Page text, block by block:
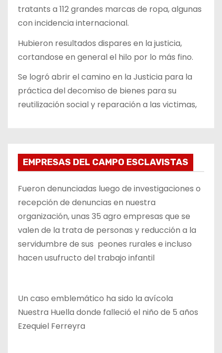
tratants a 112 grandes marcas de ropa, algunas
con incidencia internacional.
Hubieron resultados dispares en la justicia,
cortandose en general el hilo por lo más fino.
Se logró abrir el camino en la Justicia para la
práctica del decomiso de bienes para su
reutilización social y reparación a las victimas,
EMPRESAS DEL CAMPO ESCLAVISTAS
Fueron denunciadas luego de investigaciones o
recepción de denuncias en nuestra
organización, unas 35 agro empresas que se
valen de la trata de personas y reducción a la
servidumbre de sus peones rurales e incluso
hacen usufructo del trabajo infantil
Un caso emblemático ha sido la avícola
Nuestra Huella donde falleció el niño de 5 años
Ezequiel Ferreyra